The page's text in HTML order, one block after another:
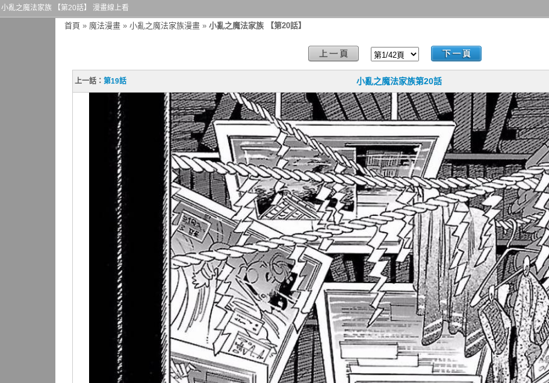
小亂之魔法家族 【第20話】 漫畫線上看
首頁 » 魔法漫畫 » 小亂之魔法家族漫畫 » 小亂之魔法家族 【第20話】
上一話： 第19話 小亂之魔法家族第20話